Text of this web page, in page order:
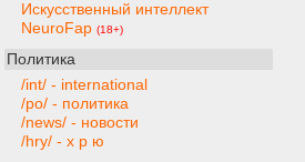
Искусственный интеллект
NeuroFap (18+)
Политика
/int/ - international
/po/ - политика
/news/ - новости
/hry/ - х р ю